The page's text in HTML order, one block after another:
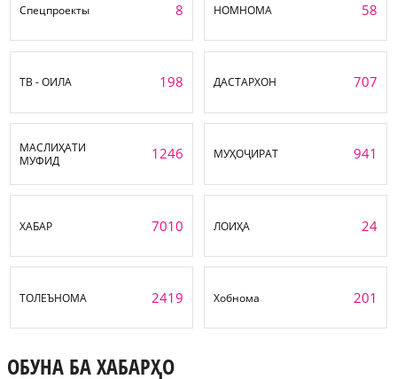
Спецпроекты 8 НОМНОМА 58
ТВ - ОИЛА 198 ДАСТАРХОН 707
МАСЛИҲАТИ
МУФИД
1246 МУҲОҶИРАТ 941
ХАБАР 7010 ЛОИҲА 24
ТОЛЕЪНОМА 2419 Хобнома 201
ОБУНА БА ХАБАРҲО